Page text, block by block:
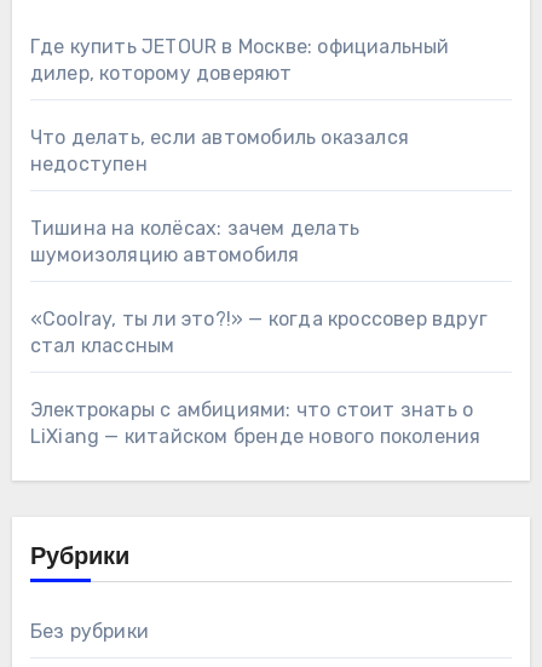
Где купить JETOUR в Москве: официальный
дилер, которому доверяют
Что делать, если автомобиль оказался
недоступен
Тишина на колёсах: зачем делать
шумоизоляцию автомобиля
«Coolray, ты ли это?!» — когда кроссовер вдруг
стал классным
Электрокары с амбициями: что стоит знать о
LiXiang — китайском бренде нового поколения
Рубрики
Без рубрики